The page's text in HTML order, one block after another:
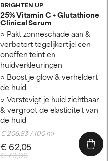
BRIGHTEN UP
25% Vitamin C + Glutathione
Clinical Serum
Pakt zonneschade aan &
verbetert tegelijkertijd een
oneffen teint en
huidverkleuringen
Boost je glow & verheldert
de huid
Verstevigt je huid zichtbaar
& vergroot de elasticiteit van
de huid
€ 73,00
€ 62,05
€ 206,83 / 100 ml